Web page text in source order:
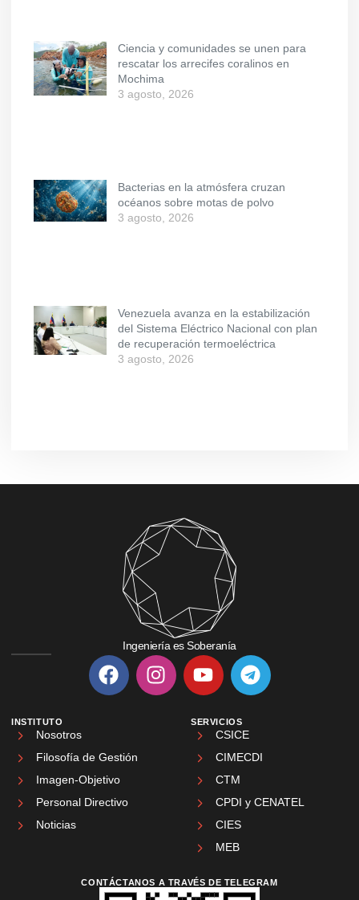
Ciencia y comunidades se unen para
rescatar los arrecifes coralinos en
Mochima
3 agosto, 2026
Bacterias en la atmósfera cruzan
océanos sobre motas de polvo
3 agosto, 2026
Venezuela avanza en la estabilización
del Sistema Eléctrico Nacional con plan
de recuperación termoeléctrica
3 agosto, 2026
Ingeniería es Soberanía
INSTITUTO
Nosotros
Filosofía de Gestión
Imagen-Objetivo
Personal Directivo
Noticias
SERVICIOS
CSICE
CIMECDI
CTM
CPDI y CENATEL
CIES
MEB
CONTÁCTANOS A TRAVÉS DE TELEGRAM